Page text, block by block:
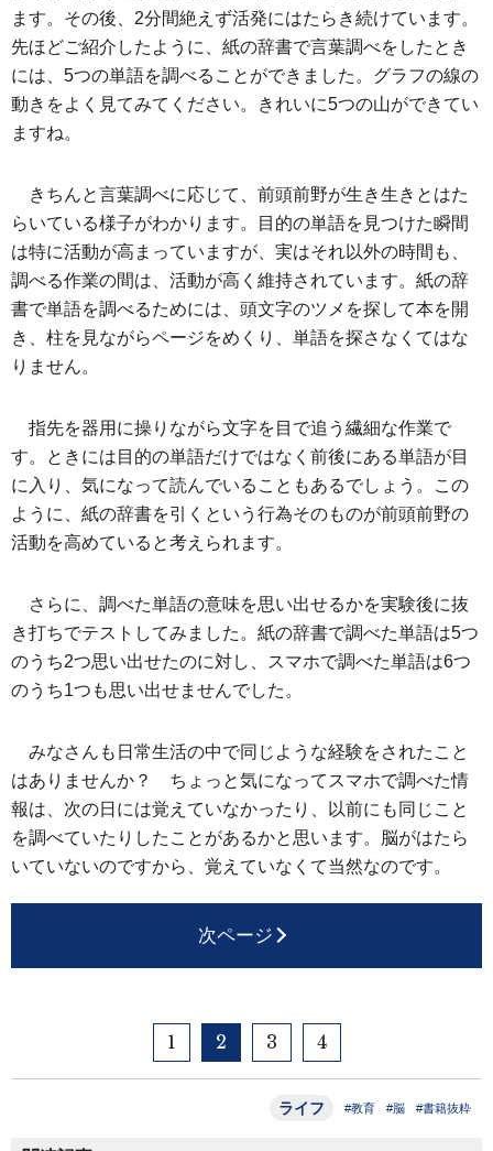
ます。その後、2分間絶えず活発にはたらき続けています。
先ほどご紹介したように、紙の辞書で言葉調べをしたとき
には、5つの単語を調べることができました。グラフの線の
動きをよく見てみてください。きれいに5つの山ができてい
ますね。
きちんと言葉調べに応じて、前頭前野が生き生きとはた
らいている様子がわかります。目的の単語を見つけた瞬間
は特に活動が高まっていますが、実はそれ以外の時間も、
調べる作業の間は、活動が高く維持されています。紙の辞
書で単語を調べるためには、頭文字のツメを探して本を開
き、柱を見ながらページをめくり、単語を探さなくてはな
りません。
指先を器用に操りながら文字を目で追う繊細な作業で
す。ときには目的の単語だけではなく前後にある単語が目
に入り、気になって読んでいることもあるでしょう。この
ように、紙の辞書を引くという行為そのものが前頭前野の
活動を高めていると考えられます。
さらに、調べた単語の意味を思い出せるかを実験後に抜
き打ちでテストしてみました。紙の辞書で調べた単語は5つ
のうち2つ思い出せたのに対し、スマホで調べた単語は6つ
のうち1つも思い出せませんでした。
みなさんも日常生活の中で同じような経験をされたこと
はありませんか？ ちょっと気になってスマホで調べた情
報は、次の日には覚えていなかったり、以前にも同じこと
を調べていたりしたことがあるかと思います。脳がはたら
いていないのですから、覚えていなくて当然なのです。
次ページ
1 2 3 4
ライフ #教育 #脳 #書籍抜粋